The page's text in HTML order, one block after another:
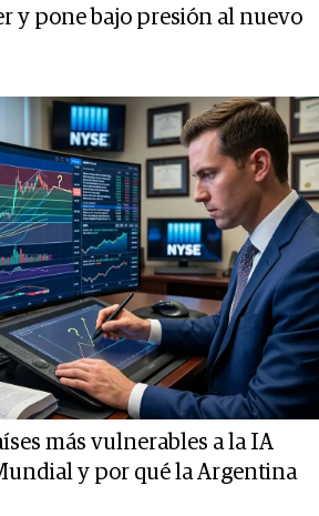
y pone bajo presión al nuevo
más vulnerables a la IA
y por qué la Argentina